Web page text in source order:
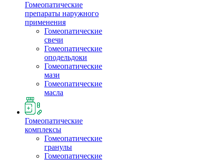
Гомеопатические
препараты наружного
применения
Гомеопатические
свечи
Гомеопатические
оподельдоки
Гомеопатические
мази
Гомеопатические
масла
Гомеопатические
комплексы
Гомеопатические
гранулы
Гомеопатические